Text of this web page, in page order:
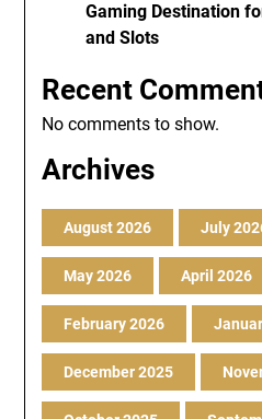
Gaming Destination
and Slots
Recent
No comments to show.
Archives
August 2026 July
May 2026 April 2026
February 2026
December 2025